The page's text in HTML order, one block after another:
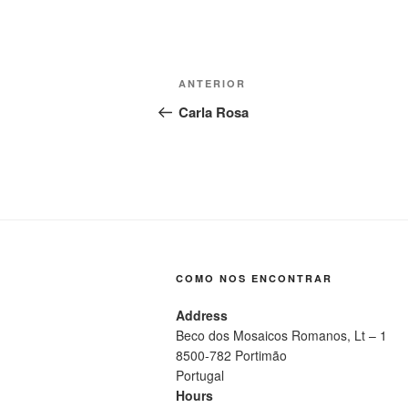
Navegação
de
Conteúdo
anterior
ANTERIOR
Carla Rosa
COMO NOS ENCONTRAR
Address
Beco dos Mosaicos Romanos, Lt – 1
8500-782 Portimão
Portugal
Hours